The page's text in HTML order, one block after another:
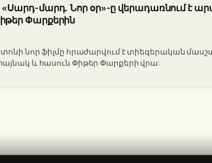
«Սարդ-մարդ. Նոր օր»-ը վերադառնում է
Փարքերին
նոր ֆիլմը հրաժարվում է տիեզերական
և հասուն Փիթեր Փարքերի վրա: